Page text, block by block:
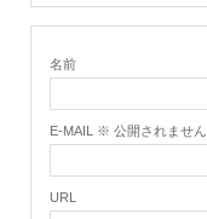
名前
E-MAIL ※ 公開されません
URL